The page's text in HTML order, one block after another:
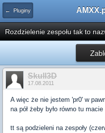
← Pluginy
Rozdzielenie zespołu tak to
Skull3D
17.08.2011
A więc że nie jestem 'pr0' w
na pół żeby było równo tu macie
tt są podzieleni na zespoły